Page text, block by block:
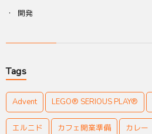
開発
Tags
Advent LEGO® SERIOUS PLAY®
エルニド カフェ開業準備 カレー